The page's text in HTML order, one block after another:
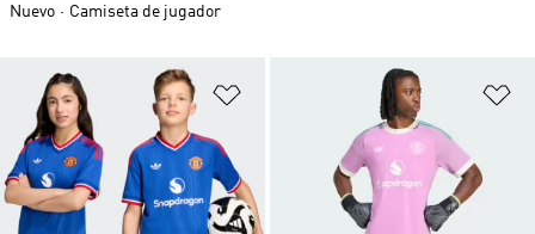
Añadir a la lista de deseos
Nuevo
Camiseta de jugador